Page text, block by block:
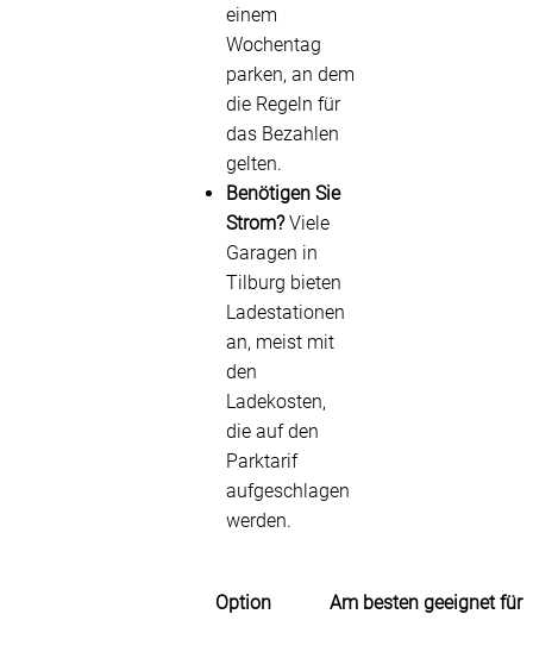
einem
Wochentag
parken, an dem
die Regeln für
das Bezahlen
gelten.
Benötigen Sie
Strom?Viele
Garagen in
Tilburg bieten
Ladestationen
an, meist mit
den
Ladekosten,
die auf den
Parktarif
aufgeschlagen
werden.
Option Am besten geeignet für